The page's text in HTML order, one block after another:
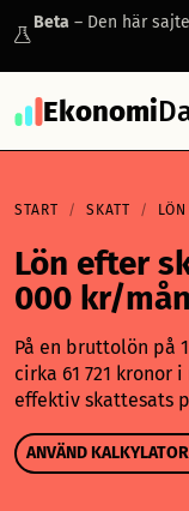
Beta – Den här
Ekonomi
START SKATT
Lön efter
000 kr/
På en bruttolön på
cirka 61 721 kronor
effektiv skattesats
ANVÄND